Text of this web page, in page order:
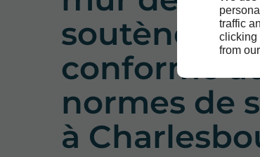
traffic
clicking
from
conforme
normes de
à